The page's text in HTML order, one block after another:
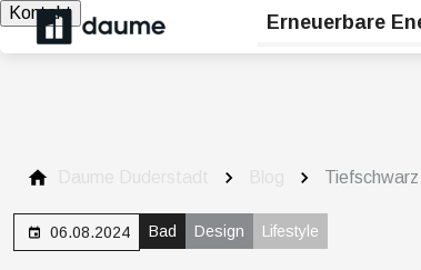
Kontakt Erneuerbare
06.08.2024 Bad Design Lifestyle